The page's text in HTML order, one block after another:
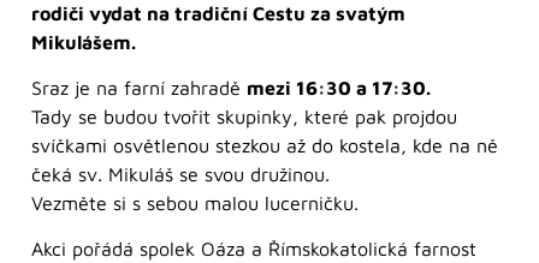
rodiči vydat na tradiční Cestu za svatým
Mikulášem.
Sraz je na farní zahradě mezi 16:30 a 17:30.
Tady se budou tvořit skupinky, které pak projdou
svíčkami osvětlenou stezkou až do kostela, kde na ně
čeká sv. Mikuláš se svou družinou.
Vezměte si s sebou malou lucerničku.
Akci pořádá spolek Oáza a Římskokatolická farnost